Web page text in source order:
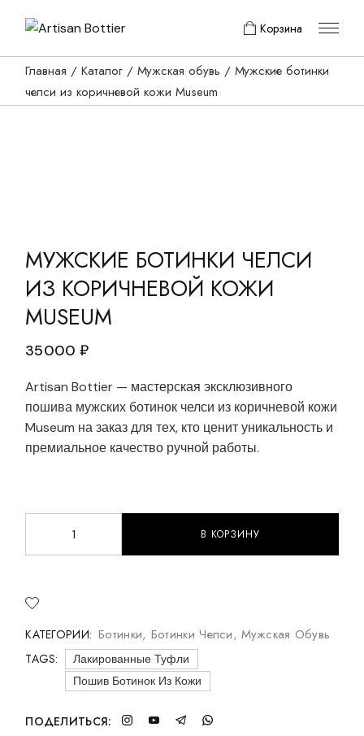
Корзина
Главная Каталог Мужская обувь
Мужские ботинки
челси из коричневой кожи Museum
МУЖСКИЕ БОТИНКИ ЧЕЛСИ
ИЗ КОРИЧНЕВОЙ КОЖИ
MUSEUM
35000 ₽
Artisan Bottier — мастерская эксклюзивного
пошива мужских ботинок челси из коричневой кожи
Museum на заказ для тех, кто ценит уникальность и
премиальное качество ручной работы.
Мужские ботинки челси из коричневой кожи
В КОРЗИНУ
КАТЕГОРИИ: Ботинки, Ботинки Челси,Мужская Обувь
TAGS:
Лакированные Туфли
Пошив Ботинок Из Кожи
ПОДЕЛИТЬСЯ: